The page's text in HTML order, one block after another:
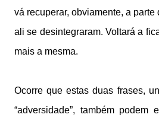
vá recuperar, obviamente, a
ali se desintegraram. Voltará a
mais a mesma.
Ocorre que estas duas frases,
“adversidade”, também